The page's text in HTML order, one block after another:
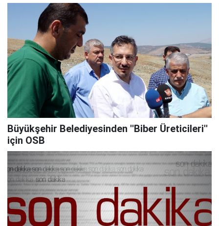
Büyükşehir Belediyesinden ''Biber Üreticileri''
için OSB